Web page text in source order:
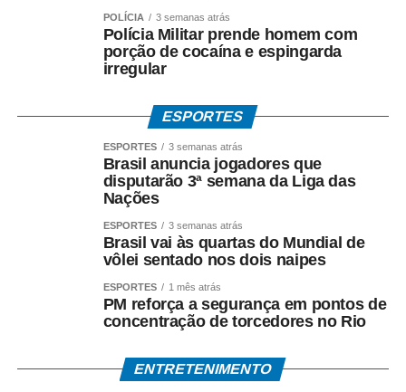
POLÍCIA 3 semanas atrás
Polícia Militar prende homem com
porção de cocaína e espingarda
irregular
ESPORTES
ESPORTES 3 semanas atrás
Brasil anuncia jogadores que
disputarão 3ª semana da Liga das
Nações
ESPORTES 3 semanas atrás
Brasil vai às quartas do Mundial de
vôlei sentado nos dois naipes
ESPORTES 1 mês atrás
PM reforça a segurança em pontos de
concentração de torcedores no Rio
ENTRETENIMENTO